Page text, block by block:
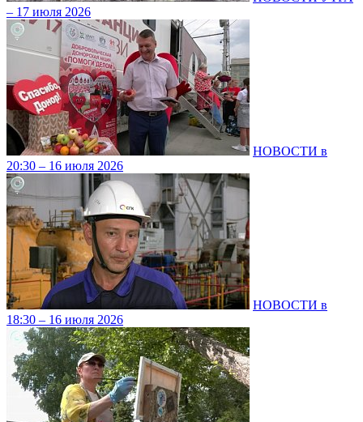
– 17 июля 2026
НОВОСТИ в
20:30 – 16 июля 2026
НОВОСТИ в
18:30 – 16 июля 2026